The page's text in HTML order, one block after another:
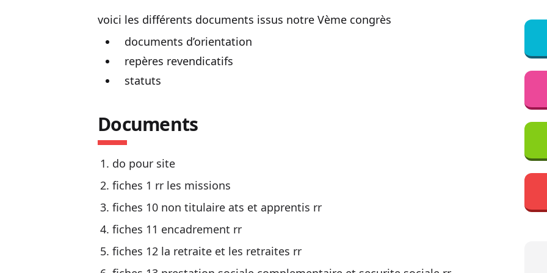
voici les différents documents issus notre Vème congrès
documents d’orientation
repères revendicatifs
statuts
Documents
do pour site
fiches 1 rr les missions
fiches 10 non titulaire ats et apprentis rr
fiches 11 encadrement rr
fiches 12 la retraite et les retraites rr